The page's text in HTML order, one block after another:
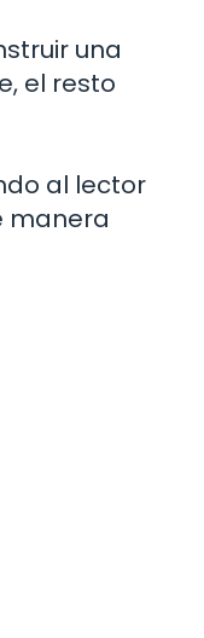
una
el resto
al lector
manera